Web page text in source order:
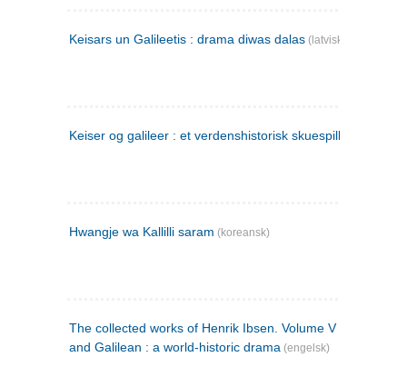
Keisars un Galileetis : drama diwas dalas (latvisk)
Keiser og galileer : et verdenshistorisk skuespill (1873)
Hwangje wa Kallilli saram (koreansk)
The collected works of Henrik Ibsen. Volume V : Emperor
and Galilean : a world-historic drama (engelsk)